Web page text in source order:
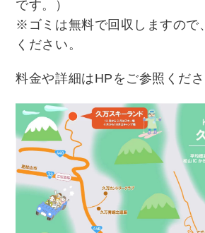
です。）
※ゴミは無料で回収しますので
ください。
料金や詳細はHPをご参照くださ